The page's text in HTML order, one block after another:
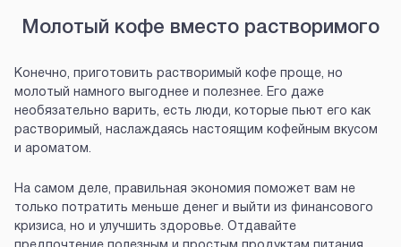
Молотый кофе вместо растворимого
Конечно, приготовить растворимый кофе проще, но
молотый намного выгоднее и полезнее. Его даже
необязательно варить, есть люди, которые пьют его как
растворимый, наслаждаясь настоящим кофейным вкусом
и ароматом.
На самом деле, правильная экономия поможет вам не
только потратить меньше денег и выйти из финансового
кризиса, но и улучшить здоровье. Отдавайте